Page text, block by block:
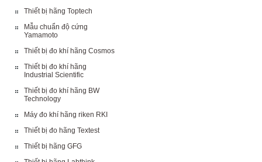
Thiết bị hãng Toptech
Mẫu chuẩn độ cứng
Yamamoto
Thiết bị đo khí hãng Cosmos
Thiết bị đo khí hãng
Industrial Scientific
Thiết bị đo khí hãng BW
Technology
Máy đo khí hãng riken RKI
Thiết bị đo hãng Textest
Thiết bị hãng GFG